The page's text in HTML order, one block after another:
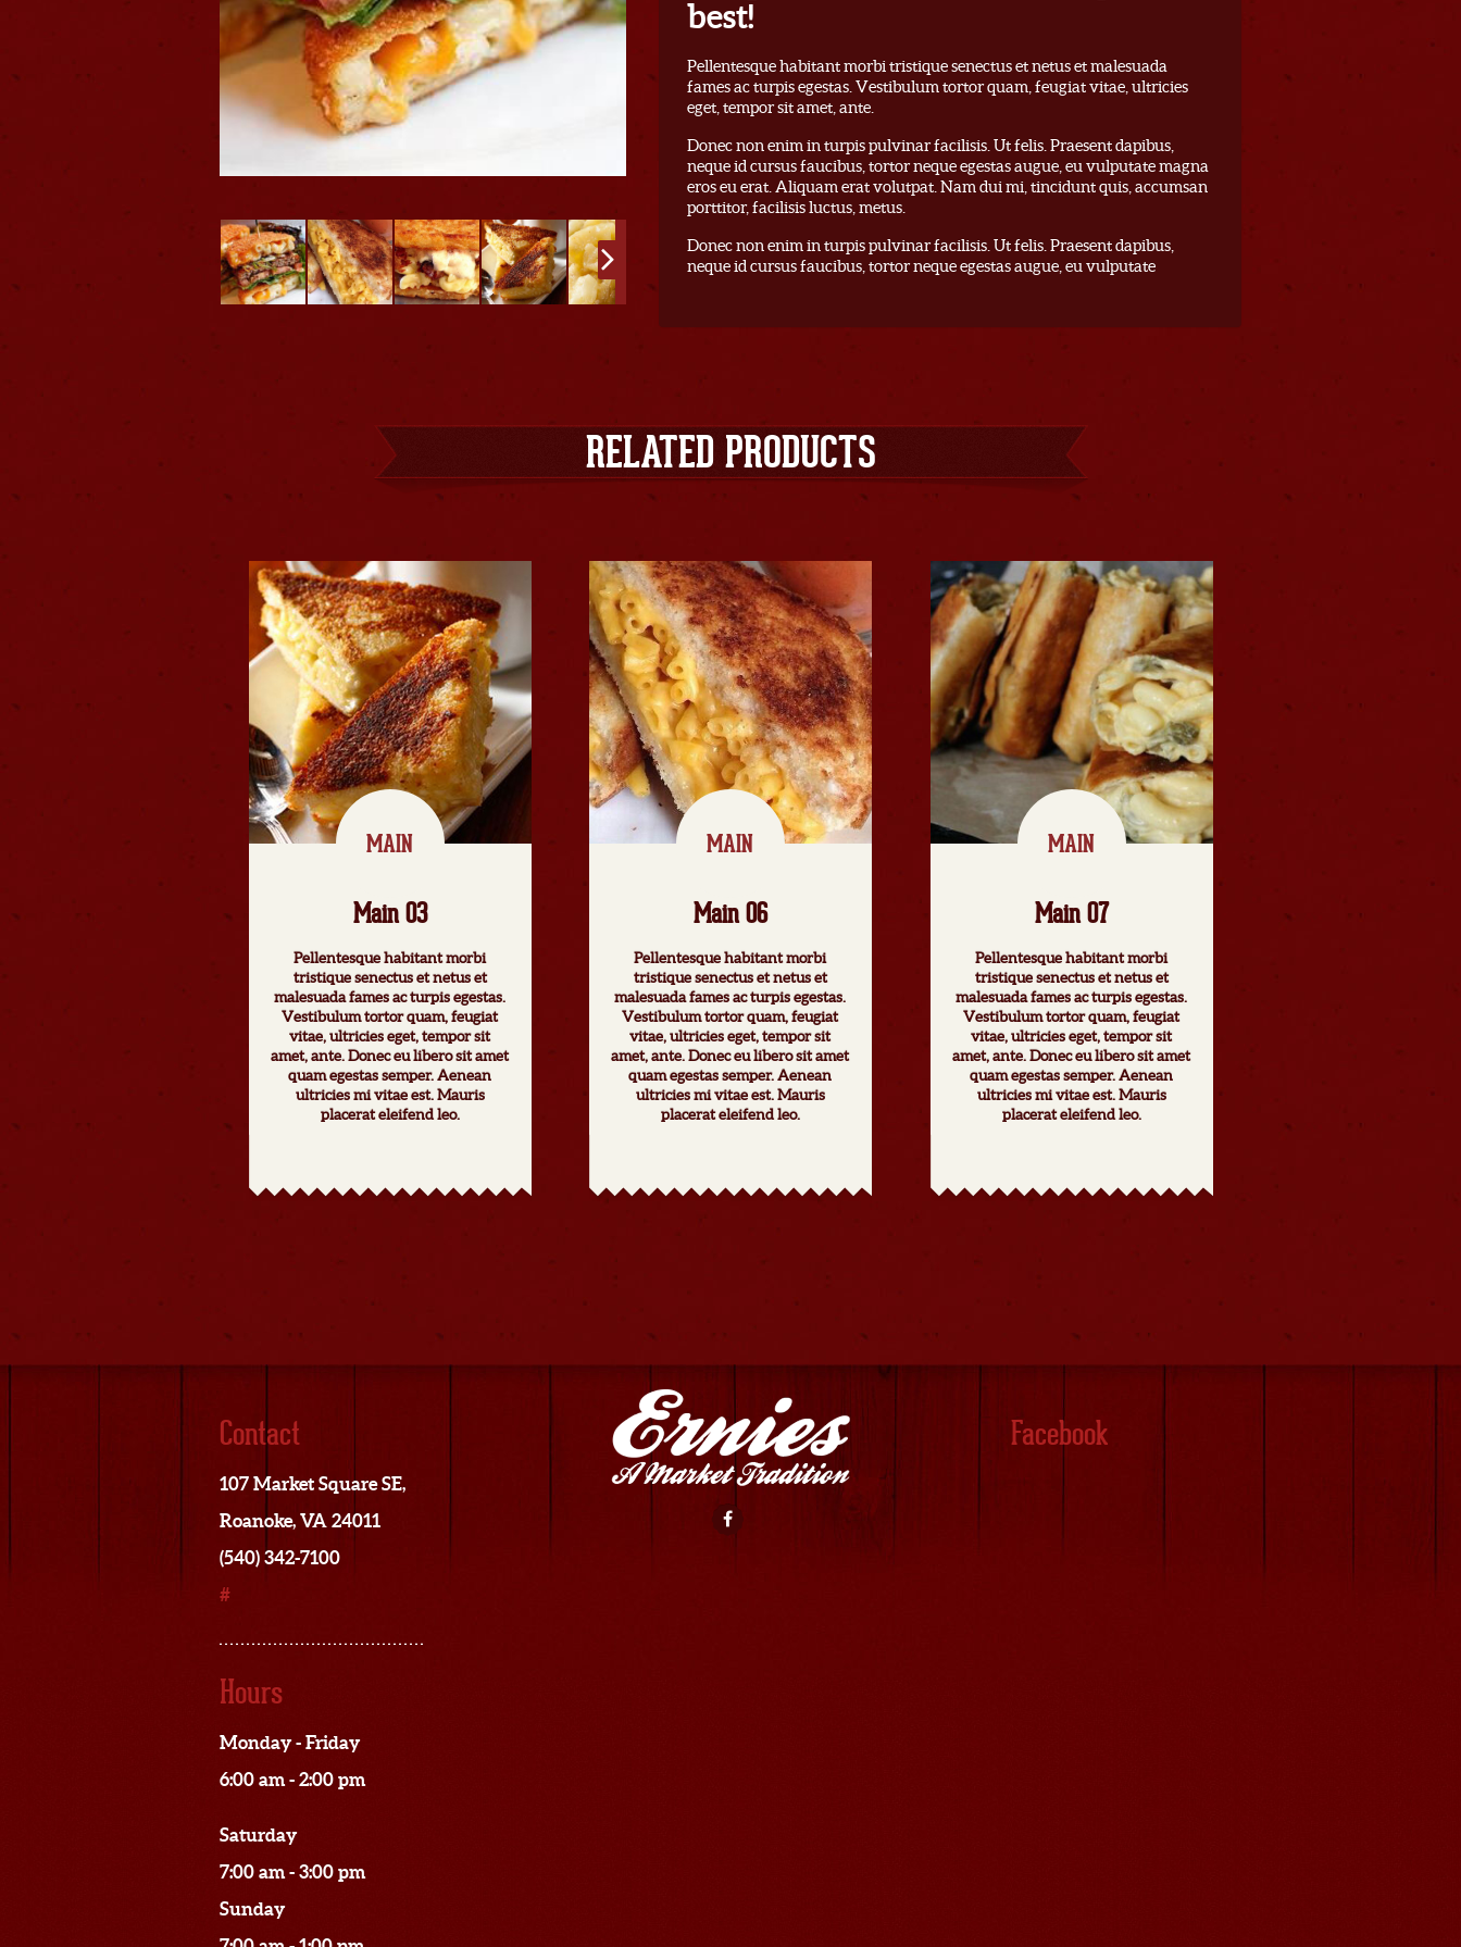
best!
Pellentesque habitant morbi tristique senectus et netus et malesuada
fames ac turpis egestas. Vestibulum tortor quam, feugiat vitae, ultricies
eget, tempor sit amet, ante.
Donec non enim in turpis pulvinar facilisis. Ut felis. Praesent dapibus,
neque id cursus faucibus, tortor neque egestas augue, eu vulputate magna
eros eu erat. Aliquam erat volutpat. Nam dui mi, tincidunt quis, accumsan
porttitor, facilisis luctus, metus.
Donec non enim in turpis pulvinar facilisis. Ut felis. Praesent dapibus,
neque id cursus faucibus, tortor neque egestas augue, eu vulputate
RELATED PRODUCTS
MAIN
Main 03
Pellentesque habitant morbi
tristique senectus et netus et
malesuada fames ac turpis egestas.
Vestibulum tortor quam, feugiat
vitae, ultricies eget, tempor sit
amet, ante. Donec eu libero sit amet
quam egestas semper. Aenean
ultricies mi vitae est. Mauris
placerat eleifend leo.
MAIN
Main 06
Pellentesque habitant morbi
tristique senectus et netus et
malesuada fames ac turpis egestas.
Vestibulum tortor quam, feugiat
vitae, ultricies eget, tempor sit
amet, ante. Donec eu libero sit amet
quam egestas semper. Aenean
ultricies mi vitae est. Mauris
placerat eleifend leo.
MAIN
Main 07
Pellentesque habitant morbi
tristique senectus et netus et
malesuada fames ac turpis egestas.
Vestibulum tortor quam, feugiat
vitae, ultricies eget, tempor sit
amet, ante. Donec eu libero sit amet
quam egestas semper. Aenean
ultricies mi vitae est. Mauris
placerat eleifend leo.
Contact
107 Market Square SE,
Roanoke, VA 24011
(540) 342-7100
#
Hours
Monday - Friday
6:00 am - 2:00 pm
Saturday
7:00 am - 3:00 pm
Sunday
Facebook